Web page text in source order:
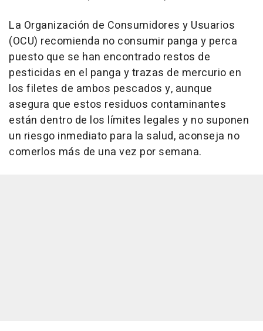
La Organización de Consumidores y Usuarios
(OCU) recomienda no consumir panga y perca
puesto que se han encontrado restos de
pesticidas en el panga y trazas de mercurio en
los filetes de ambos pescados y, aunque
asegura que estos residuos contaminantes
están dentro de los límites legales y no suponen
un riesgo inmediato para la salud, aconseja no
comerlos más de una vez por semana.